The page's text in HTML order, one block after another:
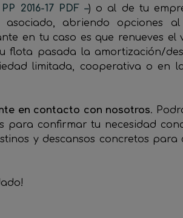
2016-17 PDF –) o al de tu
asociado, abriendo opciones
en tu caso es que renueves el
flota pasada la amortización/
limitada, cooperativa o en
en contacto con nosotros.
para confirmar tu necesidad
y descansos concretos